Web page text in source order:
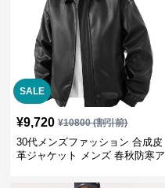
SALE
¥9,720 ¥10800(割引前)
30代メンズファッション 合成皮
革ジャケット メンズ 春秋防寒ア